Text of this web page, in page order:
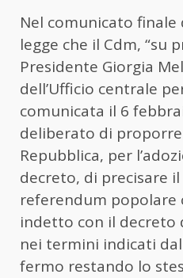
Nel comunicato finale
legge che il Cdm, “su
Presidente Giorgia
dell’Ufficio centrale
comunicata il 6
deliberato di
Repubblica, per
decreto, di precisare
referendum popolare
indetto con il decreto
nei termini indicati
fermo restando lo